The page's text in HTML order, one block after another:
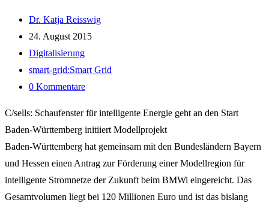
Energiemanagement
Beitrags-
Autor:
Dr. Katja Reisswig
Beitrag
veröffentlicht:
24. August 2015
Beitrags-
Kategorie:
Digitalisierung
Post
tag:
smart-grid:Smart Grid
Beitrags-
0 Kommentare
C/sells: Schaufenster für intelligente Energie geht an den Start
Baden-Württemberg initiiert Modellprojekt
Baden-Württemberg hat gemeinsam mit den Bundesländern Bayern
und Hessen einen Antrag zur Förderung einer Modellregion für
intelligente Stromnetze der Zukunft beim BMWi eingereicht. Das
Gesamtvolumen liegt bei 120 Millionen Euro und ist das bislang